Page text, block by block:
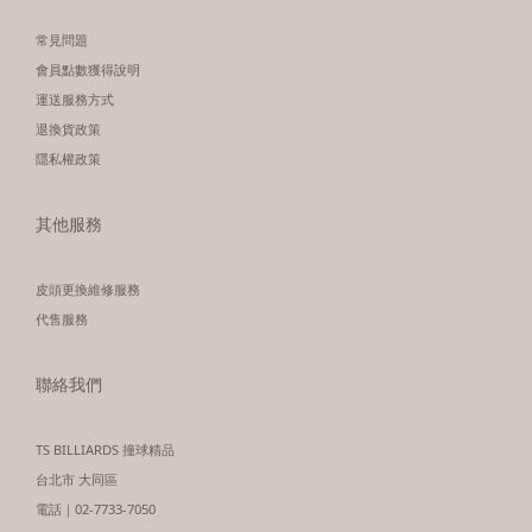
常見問題
會員點數獲得說明
運送服務方式
退換貨政策
隱私權政策
其他服務
皮頭更換維修服務
代售服務
聯絡我們
TS BILLIARDS 撞球精品
台北市 大同區
電話｜02-7733-7050